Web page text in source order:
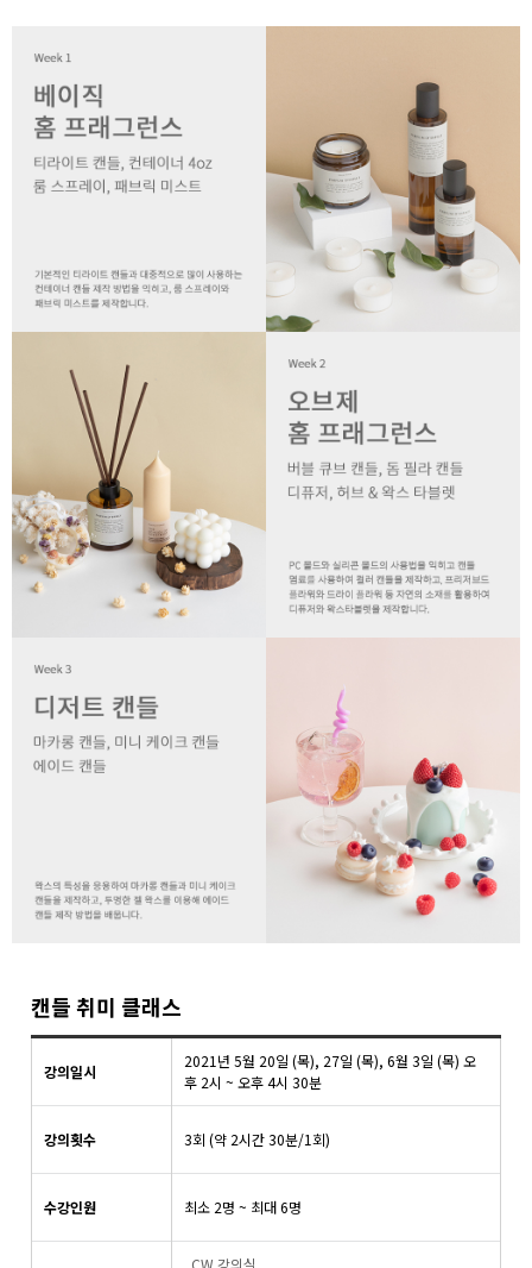
캔들 취미 클래스
강의일시
2021년 5월 20일 (목), 27일 (목), 6월 3일 (목) 오
후 2시 ~ 오후 4시 30분
강의횟수 3회 (약 2시간 30분/1회)
수강인원 최소 2명 ~ 최대 6명
CW 강의실